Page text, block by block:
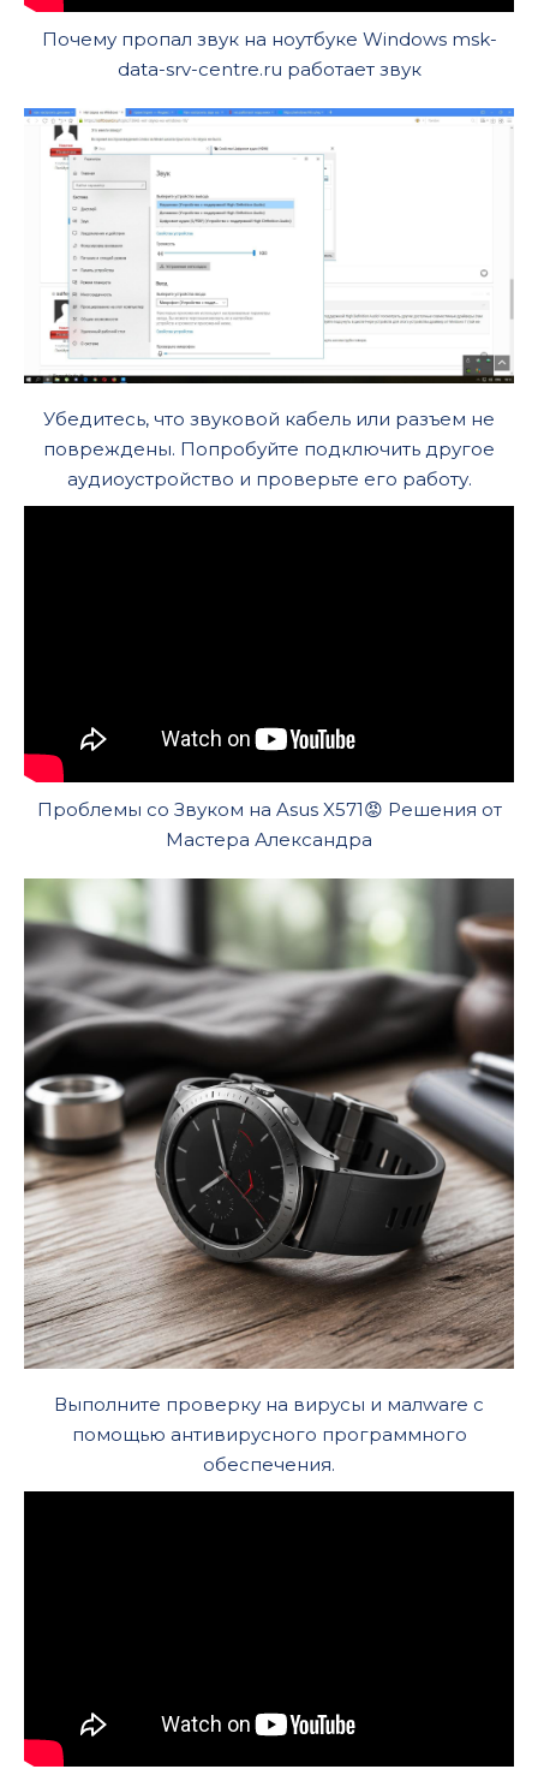
Почему пропал звук на ноутбуке Windows msk-
data-srv-centre.ru работает звук
Убедитесь, что звуковой кабель или разъем не
повреждены. Попробуйте подключить другое
аудиоустройство и проверьте его работу.
Проблемы со Звуком на Asus X571😡 Решения от
Мастера Александра
Выполните проверку на вирусы и малware с
помощью антивирусного программного
обеспечения.